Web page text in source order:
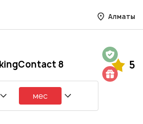
Алматы
8 5
мес